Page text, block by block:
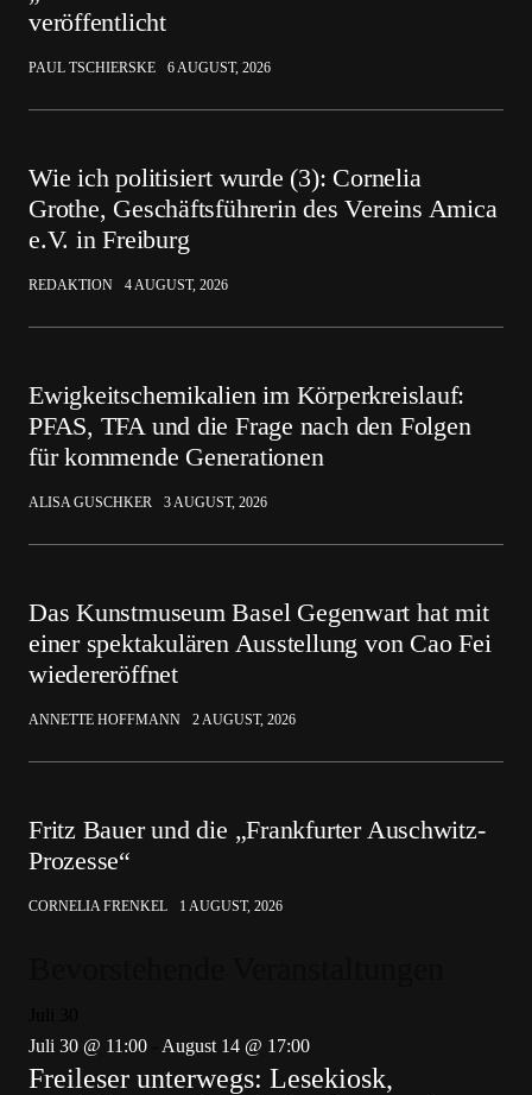
veröffentlicht
PAUL TSCHIERSKE 6 AUGUST, 2026
Wie ich politisiert wurde (3): Cornelia
Grothe, Geschäftsführerin des Vereins Amica
e.V. in Freiburg
REDAKTION 4 AUGUST, 2026
Ewigkeitschemikalien im Körperkreislauf:
PFAS, TFA und die Frage nach den Folgen
für kommende Generationen
ALISA GUSCHKER 3 AUGUST, 2026
Das Kunstmuseum Basel Gegenwart hat mit
einer spektakulären Ausstellung von Cao Fei
wiedereröffnet
ANNETTE HOFFMANN 2 AUGUST, 2026
Fritz Bauer und die „Frankfurter Auschwitz-
Prozesse“
CORNELIA FRENKEL 1 AUGUST, 2026
Juli 30 @ 11:00
August 14 @ 17:00
Freileser unterwegs: Lesekiosk,